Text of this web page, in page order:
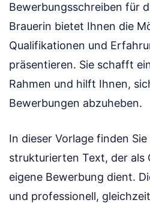
Bewerbungsschreiben für
Brauerin bietet Ihnen die
Qualifikationen und
präsentieren. Sie schafft
Rahmen und hilft Ihnen,
Bewerbungen abzuheben.
In dieser Vorlage finden
strukturierten Text, der als
eigene Bewerbung dient.
und professionell,